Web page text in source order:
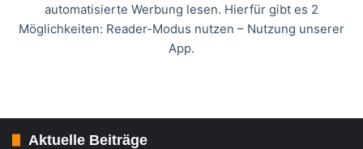
automatisierte Werbung lesen. Hierfür gibt es 2
Möglichkeiten: Reader-Modus nutzen – Nutzung unserer
App.
Aktuelle Beiträge